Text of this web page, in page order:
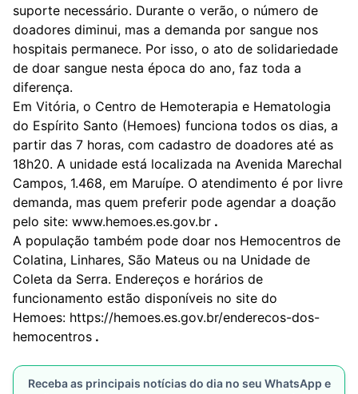
suporte necessário. Durante o verão, o número de
doadores diminui, mas a demanda por sangue nos
hospitais permanece. Por isso, o ato de solidariedade
de doar sangue nesta época do ano, faz toda a
diferença.
Em Vitória, o Centro de Hemoterapia e Hematologia
do Espírito Santo (Hemoes) funciona todos os dias, a
partir das 7 horas, com cadastro de doadores até as
18h20. A unidade está localizada na Avenida Marechal
Campos, 1.468, em Maruípe. O atendimento é por livre
demanda, mas quem preferir pode agendar a doação
pelo site: www.hemoes.es.gov.br .
A população também pode doar nos Hemocentros de
Colatina, Linhares, São Mateus ou na Unidade de
Coleta da Serra. Endereços e horários de
funcionamento estão disponíveis no site do
Hemoes: https://hemoes.es.gov.br/enderecos-dos-
hemocentros .
Receba as principais notícias do dia no seu WhatsApp e